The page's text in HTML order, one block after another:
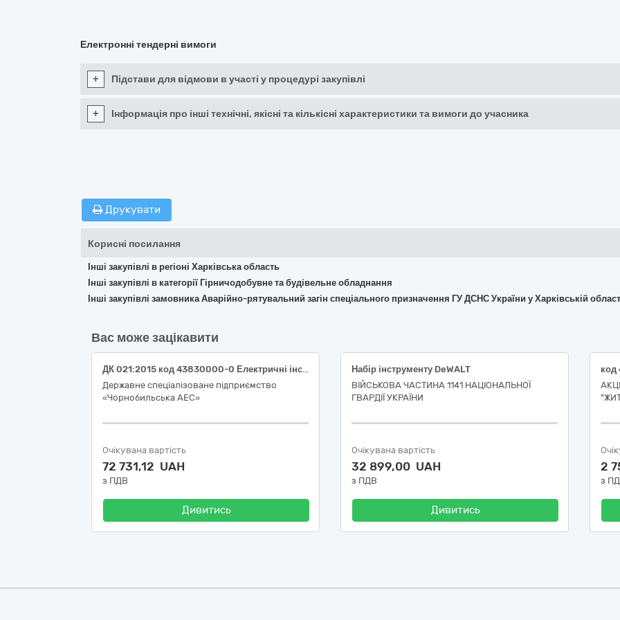
Електронні тендерні вимоги
+ Підстави для відмови в участі у процедурі закупівлі
+ Інформація про інші технічні, якісні та кількісні характеристики та вимоги до учасника
Друкувати
Корисні посилання
Інші закупівлі в регіоні Харківська область
Інші закупівлі в категорії Гірничодобувне та будівельне обладнання
Інші закупівлі замовника Аварійно-рятувальний загін спеціального призначення ГУ ДСНС України у Харківській
Вас може зацікавити
ДК 021:2015 код 43830000-0 Електричні інструменти (Акумуляторні перфоратори та інше)
Державне спеціалізоване підприємство
«Чорнобильська АЕС»
Очікувана вартість
72 731,12 UAH
з ПДВ
Дивитись
Набір інструменту DeWALT
ВІЙСЬКОВА ЧАСТИНА 1141 НАЦІОНАЛЬНОЇ
ГВАРДІЇ УКРАЇНИ
Очікувана вартість
32 899,00 UAH
з ПДВ
Дивитись
2
з